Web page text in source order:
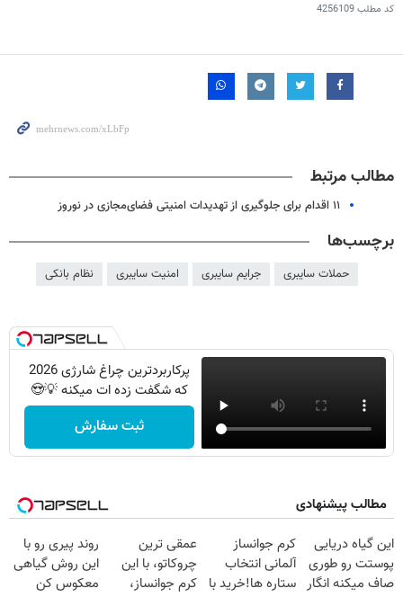
کد مطلب4256109
مطالب مرتبط
۱۱ اقدام برای جلوگیری از تهدیدات امنیتی فضای‌مجازی در نوروز
برچسب‌ها
حملات سایبری جرایم سایبری امنیت سایبری نظام بانکی
پرکاربردترین چراغ شارژی 2026
که شگفت زده ات میکنه 💡😍
ثبت سفارش
مطالب پیشنهادی
این گیاه دریایی
پوستت رو طوری
صاف میکنه انگار
کرم جوانساز
آلمانی انتخاب
ستاره ها!خرید با
عمقی ترین
چروکاتو، با این
کرم جوانساز،
روند پیری رو با
این روش گیاهی
معکوس کن